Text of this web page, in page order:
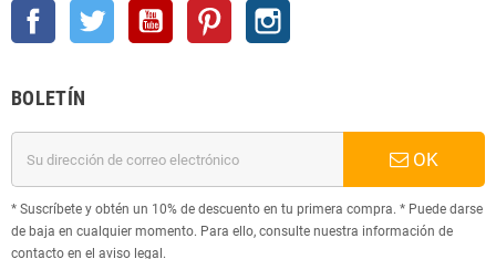
Facebook Twitter YouTube Pinterest
BOLETÍN
OK
* Suscríbete y obtén un 10% de descuento en tu primera compra. * Puede darse
de baja en cualquier momento. Para ello, consulte nuestra información de
contacto en el aviso legal.